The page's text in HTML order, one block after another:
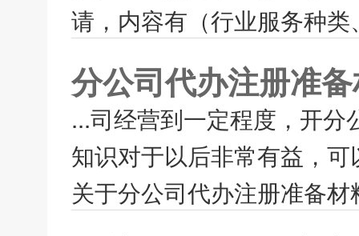
请，内容有（行业服务种
分公司代办注册准
...司经营到一定程度，开
知识对于以后非常有益，
关于分公司代办注册准备